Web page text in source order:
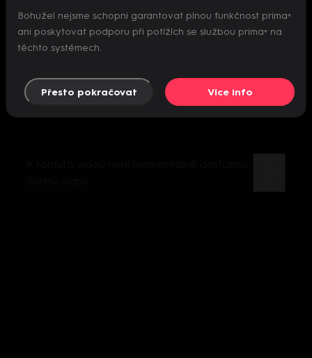
Nepodařilo se inicializovat přehrávač
Bohužel nejsme schopni garantovat plnou funkčnost prima+
ani poskytovat podporu při potížích se službou prima+ na
těchto systémech.
Přesto pokračovat Více info